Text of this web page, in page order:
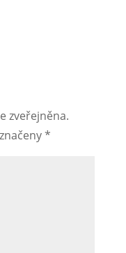
zveřejněna.
*